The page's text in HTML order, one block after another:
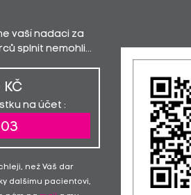
vaší nadaci za
splnit nemohli...
KČ
na účet :
než Váš dar
dalšímu pacientovi,
Radka
Petra Polívková
Monika
Patricie
Radomír
Petra Weissarová